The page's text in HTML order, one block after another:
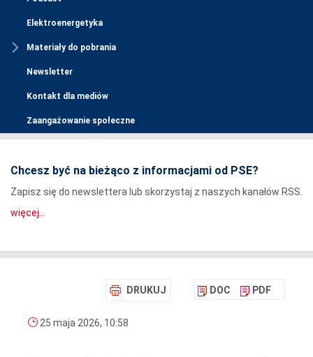
Elektroenergetyka
Materiały do pobrania
Newsletter
Kontakt dla mediów
Zaangażowanie społeczne
Chcesz być na bieżąco z informacjami od PSE?
Zapisz się do newslettera lub skorzystaj z naszych kanałów RSS.
więcej...
DRUKUJ DOC PDF
25 maja 2026, 10:58